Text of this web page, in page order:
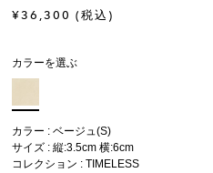
¥36,300 (税込)
カラーを選ぶ
カラー : ベージュ(S)
サイズ : 縦:3.5cm 横:6cm
コレクション :TIMELESS